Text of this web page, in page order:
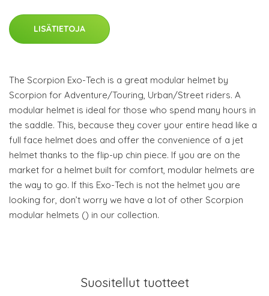
LISÄTIETOJA
The Scorpion Exo-Tech is a great modular helmet by
Scorpion for Adventure/Touring, Urban/Street riders. A
modular helmet is ideal for those who spend many hours in
the saddle. This, because they cover your entire head like a
full face helmet does and offer the convenience of a jet
helmet thanks to the flip-up chin piece. If you are on the
market for a helmet built for comfort, modular helmets are
the way to go. If this Exo-Tech is not the helmet you are
looking for, don’t worry we have a lot of other Scorpion
modular helmets () in our collection.
Suositellut tuotteet